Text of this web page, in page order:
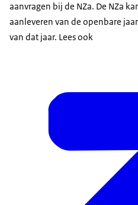
aanvragen bij de NZa. De NZa
aanleveren van de openbare
van dat jaar. Lees ook